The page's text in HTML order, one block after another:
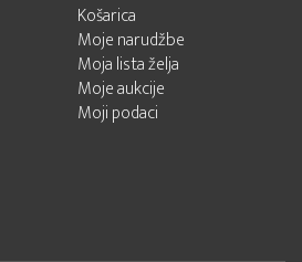
Košarica
Moje narudžbe
Moja lista želja
Moje aukcije
Moji podaci